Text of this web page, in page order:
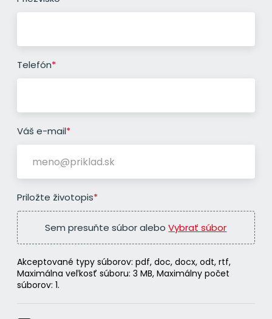
Telefón*
Váš e-mail*
Priložte životopis*
Sem presuňte súbor aleboVybrať súbor
Akceptované typy súborov: pdf, doc, docx, odt, rtf,
Maximálna veľkosť súboru: 3 MB, Maximálny počet
súborov: 1.